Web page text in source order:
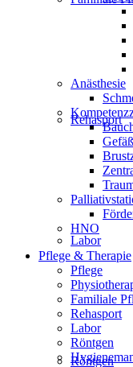
Rehasport
Labor
Röntgen
Anästhesie
HNO
Pflege & Therapie
Pflege
Familiale
Rehasport
Labor
Röntgen